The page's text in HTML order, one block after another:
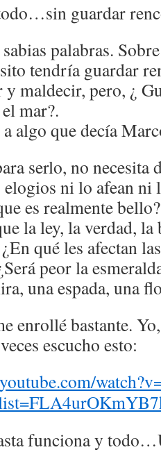
guardar
palabras.
tendría guardar
maldecir, pero, ¿
mar?.
algo que decía
serlo, no necesita
ni lo afean ni
es realmente bello?
la ley, la verdad, la
qué les afectan
peor la
una espada, una
enrollé bastante.
escucho esto:
funciona y